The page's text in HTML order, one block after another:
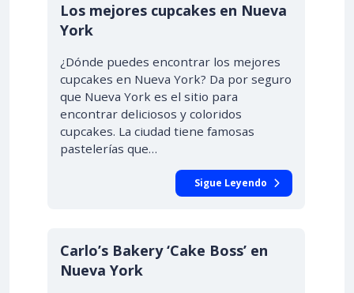
Los mejores cupcakes en Nueva
York
¿Dónde puedes encontrar los mejores
cupcakes en Nueva York? Da por seguro
que Nueva York es el sitio para
encontrar deliciosos y coloridos
cupcakes. La ciudad tiene famosas
pastelerías que…
Sigue Leyendo
Carlo’s Bakery ‘Cake Boss’ en
Nueva York